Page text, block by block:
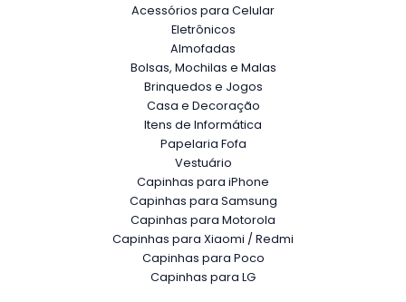
Acessórios para Celular
Eletrônicos
Almofadas
Bolsas, Mochilas e Malas
Brinquedos e Jogos
Casa e Decoração
Itens de Informática
Papelaria Fofa
Vestuário
Capinhas para iPhone
Capinhas para Samsung
Capinhas para Motorola
Capinhas para Xiaomi / Redmi
Capinhas para Poco
Capinhas para LG